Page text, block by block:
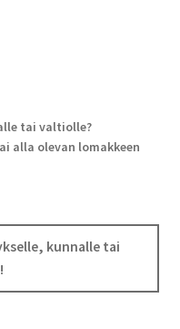
tai valtiolle?
alla olevan lomakkeen
kunnalle tai